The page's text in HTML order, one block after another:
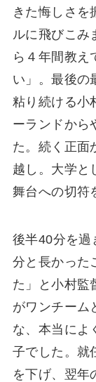
きた悔しさを
ルに飛びこみ
ら４年間教え
い」。最後の
粘り続ける小
ーランドから
た。続く正面
越し。大学と
舞台への切符
後半40分を過
分と長かった
た」と小村監
がワンチーム
な、本当によ
子でした。就
を下げ、翌年